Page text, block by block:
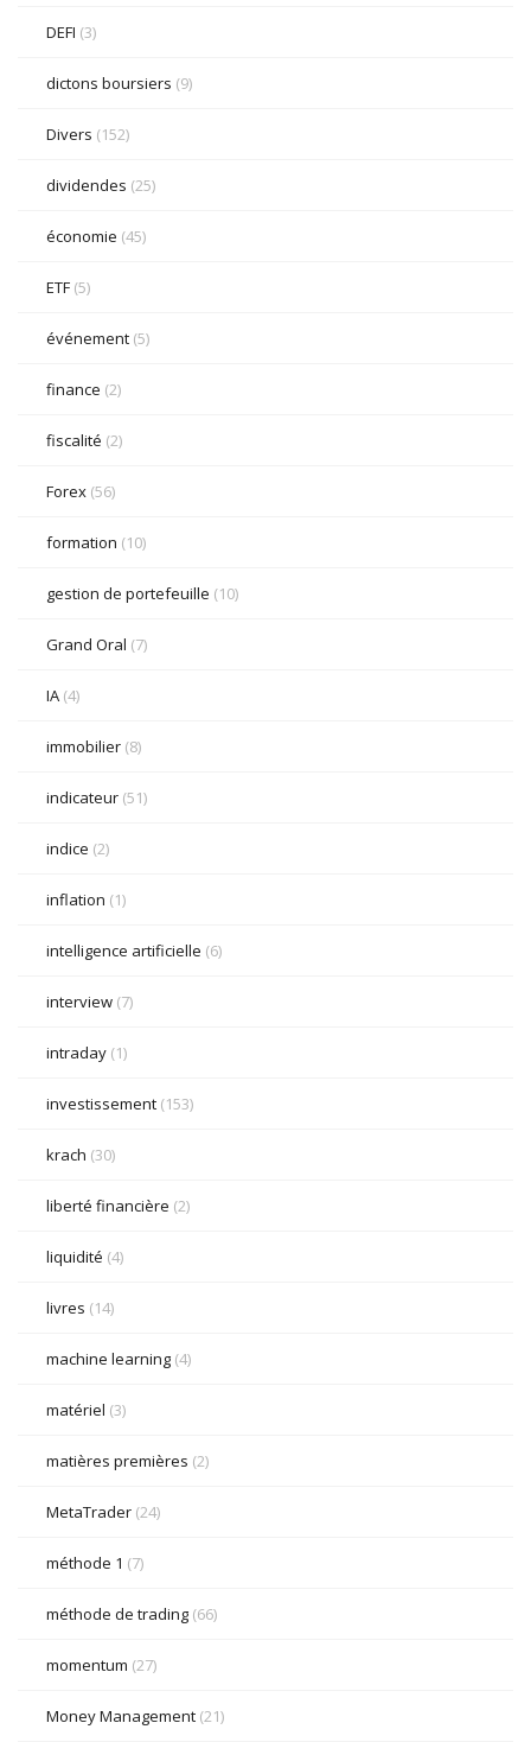
DEFI (3)
dictons boursiers (9)
Divers (152)
dividendes (25)
économie (45)
ETF (5)
événement (5)
finance (2)
fiscalité (2)
Forex (56)
formation (10)
gestion de portefeuille (10)
Grand Oral (7)
IA (4)
immobilier (8)
indicateur (51)
indice (2)
inflation (1)
intelligence artificielle (6)
interview (7)
intraday (1)
investissement (153)
krach (30)
liberté financière (2)
liquidité (4)
livres (14)
machine learning (4)
matériel (3)
matières premières (2)
MetaTrader (24)
méthode 1 (7)
méthode de trading (66)
momentum (27)
Money Management (21)